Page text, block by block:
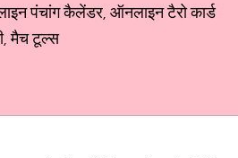
पंचांग कैलेंडर, ऑनलाइन टैरो कार्ड
मैच टूल्स